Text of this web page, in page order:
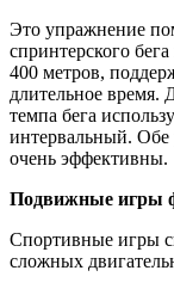
Это упражнение
спринтерского
400 метров,
длительное время.
темпа бега
интервальный. Обе
очень эффективны.
Подвижные игры
Спортивные игры
сложных